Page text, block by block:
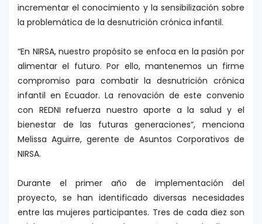
incrementar el conocimiento y la sensibilización sobre
la problemática de la desnutrición crónica infantil.
“En NIRSA, nuestro propósito se enfoca en la pasión por
alimentar el futuro. Por ello, mantenemos un firme
compromiso para combatir la desnutrición crónica
infantil en Ecuador. La renovación de este convenio
con REDNI refuerza nuestro aporte a la salud y el
bienestar de las futuras generaciones”, menciona
Melissa Aguirre, gerente de Asuntos Corporativos de
NIRSA.
Durante el primer año de implementación del
proyecto, se han identificado diversas necesidades
entre las mujeres participantes. Tres de cada diez son